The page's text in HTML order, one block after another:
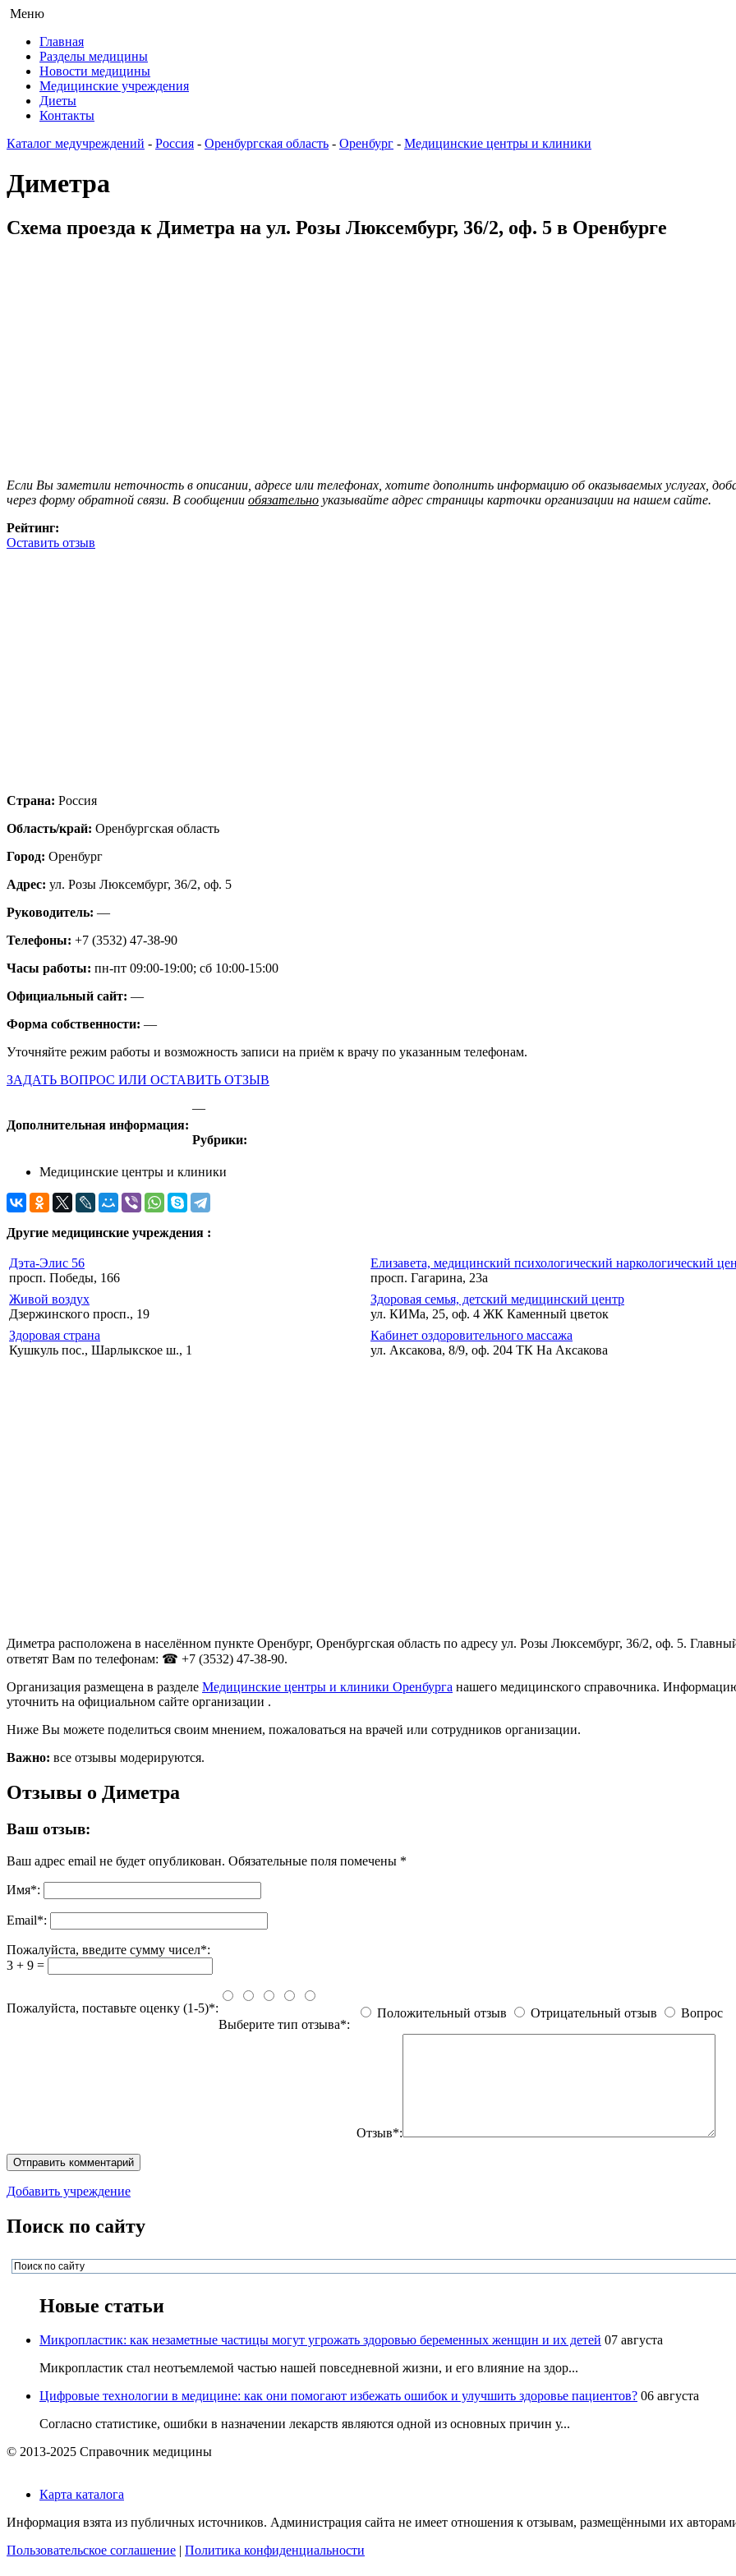
Меню
Главная
Разделы медицины
Новости медицины
Медицинские учреждения
Диеты
Контакты
Каталог медучреждений - Россия - Оренбургская область - Оренбург - Медицинские центры и клиники
Диметра
Схема проезда к Диметра на ул. Розы Люксембург, 36/2, оф. 5 в Оренбурге
Если Вы заметили неточность в описании, адресе или телефонах, хотите дополнить информацию об оказываемых услугах,
через форму обратной связи. В сообщении обязательно указывайте адрес страницы карточки организации на нашем сайте.
Рейтинг:
Оставить отзыв
Страна: Россия
Область/край: Оренбургская область
Город: Оренбург
Адрес: ул. Розы Люксембург, 36/2, оф. 5
Руководитель: —
Телефоны: +7 (3532) 47-38-90
Часы работы: пн-пт 09:00-19:00; сб 10:00-15:00
Официальный сайт: —
Форма собственности: —
Уточняйте режим работы и возможность записи на приём к врачу по указанным телефонам.
ЗАДАТЬ ВОПРОС ИЛИ ОСТАВИТЬ ОТЗЫВ
Дополнительная информация:
—
Рубрики:
Медицинские центры и клиники
Другие медицинские учреждения :
Дэта-Элис 56
просп. Победы, 166
Елизавета, медицинский психологический наркологический
просп. Гагарина, 23а
Живой воздух
Дзержинского просп., 19
Здоровая семья, детский медицинский центр
ул. КИМа, 25, оф. 4 ЖК Каменный цветок
Здоровая страна
Кушкуль пос., Шарлыкское ш., 1
Кабинет оздоровительного массажа
ул. Аксакова, 8/9, оф. 204 ТК На Аксакова
Диметра расположена в населённом пункте Оренбург, Оренбургская область по адресу ул. Розы Люксембург, 36/2, оф. 5.
ответят Вам по телефонам: ☎ +7 (3532) 47-38-90.
Организация размещена в разделе Медицинские центры и клиники Оренбурга нашего медицинского справочника.
уточнить на официальном сайте организации .
Ниже Вы можете поделиться своим мнением, пожаловаться на врачей или сотрудников организации.
Важно: все отзывы модерируются.
Отзывы о Диметра
Ваш отзыв:
Ваш адрес email не будет опубликован. Обязательные поля помечены *
Имя*:
Email*:
Пожалуйста, введите сумму чисел*:
3 + 9 =
Пожалуйста, поставьте оценку (1-5)*:
Выберите тип отзыва*:
Положительный отзыв Отрицательный отзыв Вопрос
Отзыв*:
Добавить учреждение
Поиск по сайту
Новые статьи
Микропластик: как незаметные частицы могут угрожать здоровью беременных женщин и их детей 07 августа
Микропластик стал неотъемлемой частью нашей повседневной жизни, и его влияние на здор...
Цифровые технологии в медицине: как они помогают избежать ошибок и улучшить здоровье пациентов? 06 августа
Согласно статистике, ошибки в назначении лекарств являются одной из основных причин у...
© 2013-2025 Справочник медицины
Карта каталога
Информация взята из публичных источников. Администрация сайта не имеет отношения к отзывам, размещёнными их
Пользовательское соглашение
Политика конфиденциальности